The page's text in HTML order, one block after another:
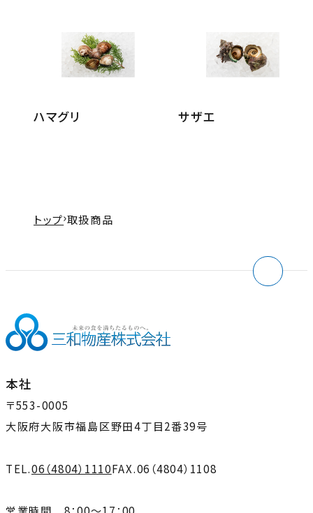
ハマグリ サザエ
トップ 取扱商品
本社
〒553-0005
大阪府大阪市福島区野田4丁目2番39号
TEL.06（4804）1110FAX.06（4804）1108